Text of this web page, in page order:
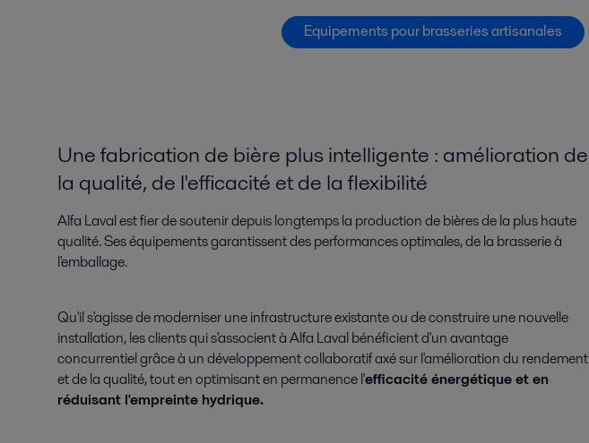
Equipements pour brasseries artisanales
Une fabrication de bière plus intelligente : amélioration de
la qualité, de l'efficacité et de la flexibilité
Alfa Laval est fier de soutenir depuis longtemps la production de bières de la plus haute
qualité. Ses équipements garantissent des performances optimales, de la brasserie à
l'emballage.
Qu'il s'agisse de moderniser une infrastructure existante ou de construire une nouvelle
installation, les clients qui s'associent à Alfa Laval bénéficient d'un avantage
concurrentiel grâce à un développement collaboratif axé sur l'amélioration du rendement
et de la qualité, tout en optimisant en permanence l'efficacité énergétique et en
réduisant l'empreinte hydrique.